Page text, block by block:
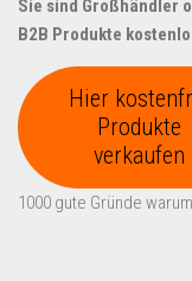
Sie sind Großhändler
B2B Produkte
Hier
Produkte
verkaufen
1000 gute Gründe